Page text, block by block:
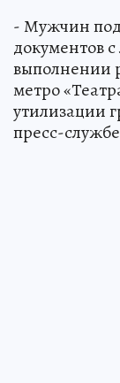
- Мужчин
документов
выполнении
метро
утилизации
пресс-